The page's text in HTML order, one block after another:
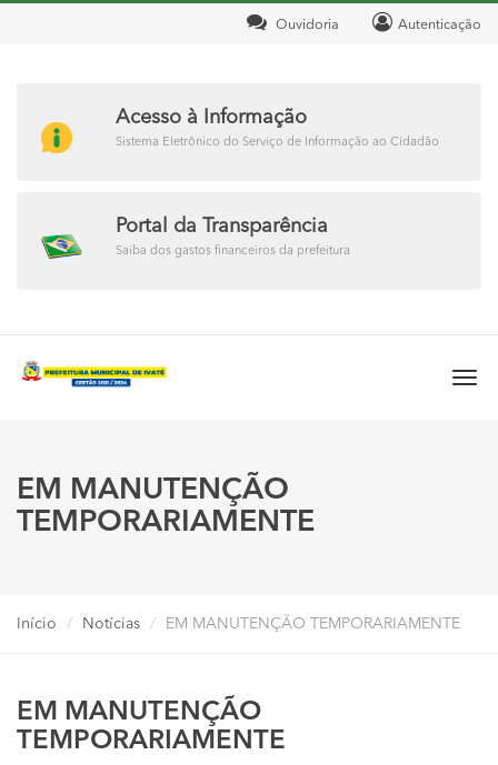
Autenticação
Ouvidoria
Acesso à Informação
Sistema Eletrônico do Serviço de Informação ao Cidadão
Portal da Transparência
Saiba dos gastos financeiros da prefeitura
EM MANUTENÇÃO
TEMPORARIAMENTE
Início Notícias EM MANUTENÇÃO TEMPORARIAMENTE
EM MANUTENÇÃO
TEMPORARIAMENTE